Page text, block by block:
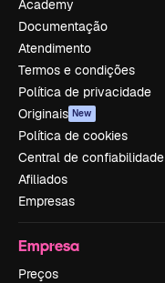
Academy
Documentação
Atendimento
Termos e condições
Política de privacidade
Originais New
Política de cookies
Central de confiabilidade
Afiliados
Empresas
Empresa
Preços